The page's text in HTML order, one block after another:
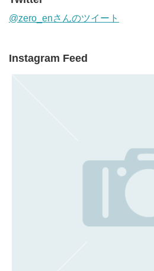
@zero_enさんのツイート
Instagram Feed